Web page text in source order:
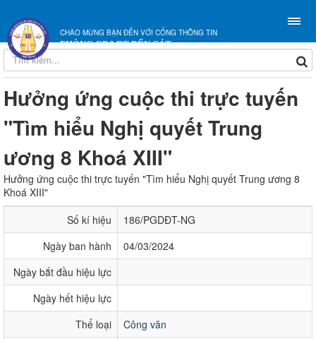
CHÀO MỪNG BẠN ĐẾN VỚI CỔNG THÔNG TIN
PHÒNG GD&ĐT BẾN CÁT
Hưởng ứng cuộc thi trực tuyến
"Tìm hiểu Nghị quyết Trung
ương 8 Khoá XIII"
Hưởng ứng cuộc thi trực tuyến "Tìm hiểu Nghị quyết Trung ương 8
Khoá XIII"
Số kí hiệu
186/PGDĐT-NG
Ngày ban hành
04/03/2024
Ngày bắt đầu hiệu lực
Ngày hết hiệu lực
Thể loại
Công văn